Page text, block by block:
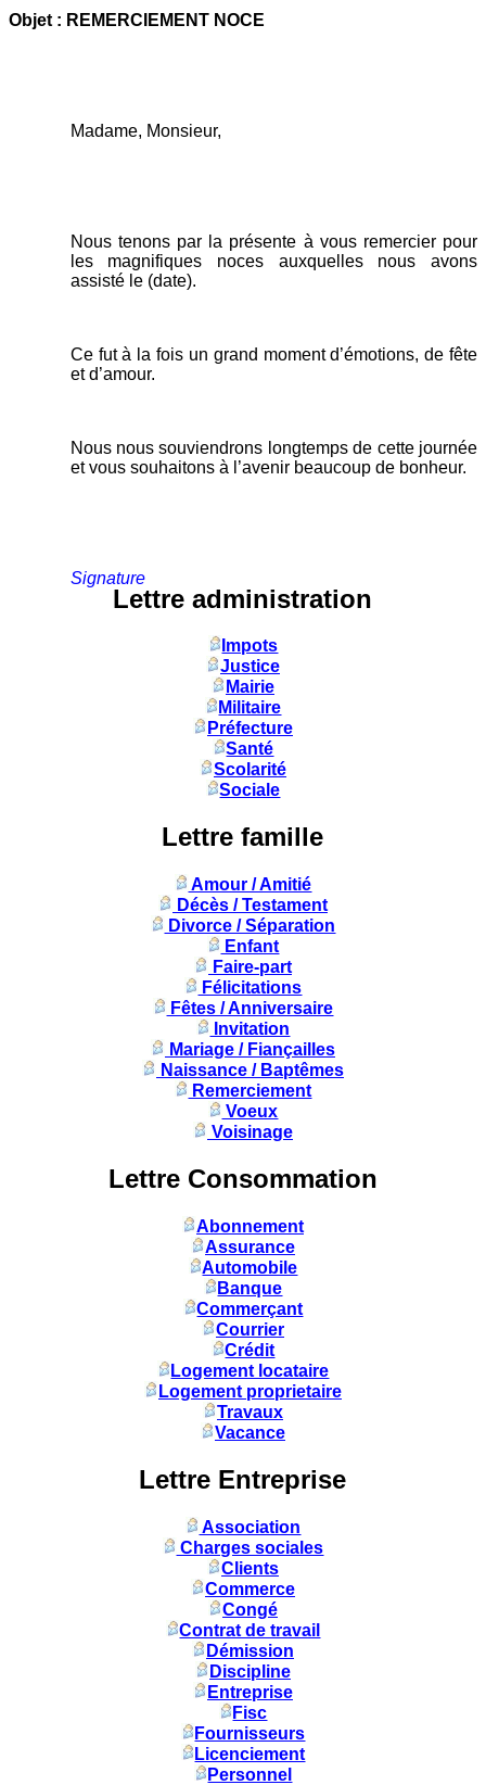
Objet : REMERCIEMENT NOCE
Madame, Monsieur,
Nous tenons par la présente à vous remercier pour
les magnifiques noces auxquelles nous avons
assisté le (date).
Ce fut à la fois un grand moment d’émotions, de fête
et d’amour.
Nous nous souviendrons longtemps de cette journée
et vous souhaitons à l’avenir beaucoup de bonheur.
Signature
Lettre administration
Impots
Justice
Mairie
Militaire
Préfecture
Santé
Scolarité
Sociale
Lettre famille
Amour / Amitié
Décès / Testament
Divorce / Séparation
Enfant
Faire-part
Félicitations
Fêtes / Anniversaire
Invitation
Mariage / Fiançailles
Naissance / Baptêmes
Remerciement
Voeux
Voisinage
Lettre Consommation
Abonnement
Assurance
Automobile
Banque
Commerçant
Courrier
Crédit
Logement locataire
Logement proprietaire
Travaux
Vacance
Lettre Entreprise
Association
Charges sociales
Clients
Commerce
Congé
Contrat de travail
Démission
Discipline
Entreprise
Fisc
Fournisseurs
Licenciement
Personnel